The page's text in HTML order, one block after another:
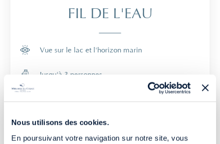
Nous utilisons des cookies.
En poursuivant votre navigation sur notre site, vous
AVANT DE CONTINUER...
FIL DE L'EAU
Vue sur le lac et l'horizon marin
Jusqu'à 3 personnes